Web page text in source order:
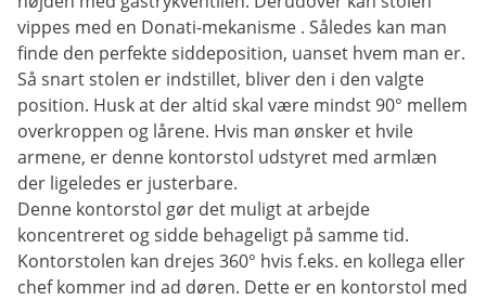
vippes med en Donati-mekanisme . Således kan man
finde den perfekte siddeposition, uanset hvem man er.
Så snart stolen er indstillet, bliver den i den valgte
position. Husk at der altid skal være mindst 90° mellem
overkroppen og lårene. Hvis man ønsker et hvile
armene, er denne kontorstol udstyret med armlæn
der ligeledes er justerbare.
Denne kontorstol gør det muligt at arbejde
koncentreret og sidde behageligt på samme tid.
Kontorstolen kan drejes 360° hvis f.eks. en kollega eller
chef kommer ind ad døren. Dette er en kontorstol med